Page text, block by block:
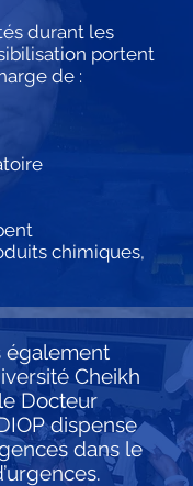
durant les
portent
de :
chimiques,
également
Cheikh
Docteur
dispense
dans le